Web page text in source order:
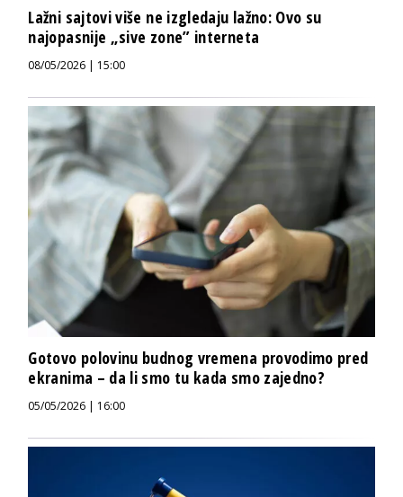
Lažni sajtovi više ne izgledaju lažno: Ovo su
najopasnije „sive zone” interneta
08/05/2026 | 15:00
Gotovo polovinu budnog vremena provodimo pred
ekranima – da li smo tu kada smo zajedno?
05/05/2026 | 16:00